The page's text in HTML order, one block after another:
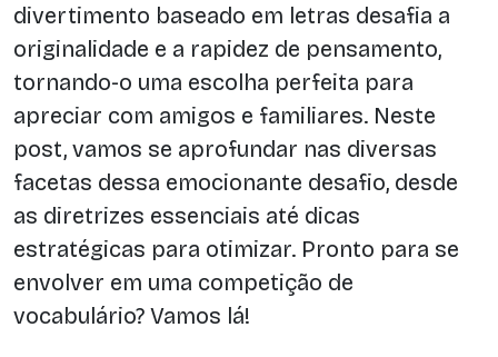
divertimento baseado em letras desafia a
originalidade e a rapidez de pensamento,
tornando-o uma escolha perfeita para
apreciar com amigos e familiares. Neste
post, vamos se aprofundar nas diversas
facetas dessa emocionante desafio, desde
as diretrizes essenciais até dicas
estratégicas para otimizar. Pronto para se
envolver em uma competição de
vocabulário? Vamos lá!